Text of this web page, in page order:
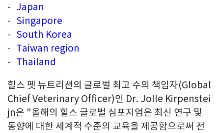
Japan
Singapore
South Korea
Taiwan region
Thailand
힐스 펫 뉴트리션의 글로벌 최고 수의 책임자(Global
Chief Veterinary Officer)인 Dr. Jolle Kirpenstei
jn은 "올해의 힐스 글로벌 심포지엄은 최신 연구 및
동향에 대한 세계적 수준의 교육을 제공함으로써 전